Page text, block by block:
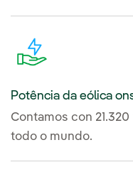
Potência da eólica
Contamos con
todo o mundo.